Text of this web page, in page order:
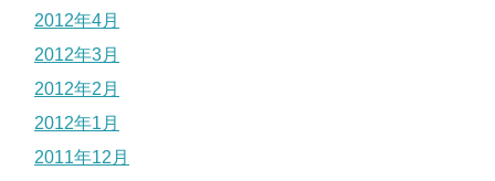
2012年4月
2012年3月
2012年2月
2012年1月
2011年12月